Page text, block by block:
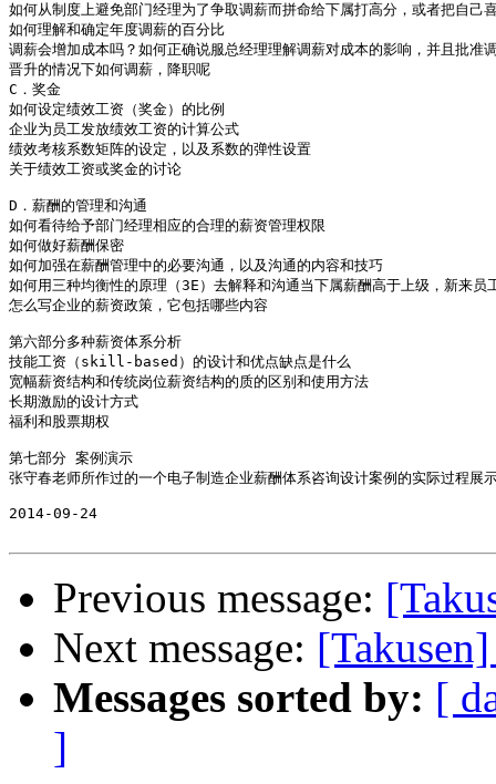
如何从制度上避免部门经理为了争取调薪而拼命给下属打高分，或者把自己
如何理解和确定年度调薪的百分比
调薪会增加成本吗？如何正确说服总经理理解调薪对成本的影响，并且批准
晋升的情况下如何调薪，降职呢
C．奖金
如何设定绩效工资（奖金）的比例
企业为员工发放绩效工资的计算公式
绩效考核系数矩阵的设定，以及系数的弹性设置
关于绩效工资或奖金的讨论
D．薪酬的管理和沟通
如何看待给予部门经理相应的合理的薪资管理权限
如何做好薪酬保密
如何加强在薪酬管理中的必要沟通，以及沟通的内容和技巧
如何用三种均衡性的原理（3E）去解释和沟通当下属薪酬高于上级，新来员
怎么写企业的薪资政策，它包括哪些内容
第六部分多种薪资体系分析
技能工资（skill-based）的设计和优点缺点是什么
宽幅薪资结构和传统岗位薪资结构的质的区别和使用方法
长期激励的设计方式
福利和股票期权
第七部分 案例演示
张守春老师所作过的一个电子制造企业薪酬体系咨询设计案例的实际过程展
2014-09-24
Previous message:
Next message:
Messages sorted by: [
]